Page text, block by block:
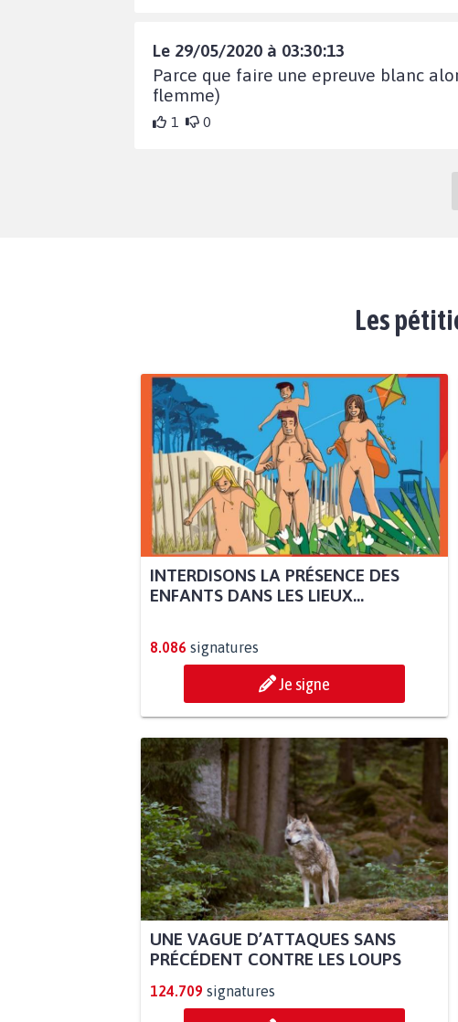
Le 29/05/2020 à 03:30:13
Parce que faire une epreuve blanc
flemme)
1 0
Les
INTERDISONS LA PRÉSENCE DES
ENFANTS DANS LES LIEUX...
8.086 signatures
Je signe
UNE VAGUE D’ATTAQUES SANS
PRÉCÉDENT CONTRE LES LOUPS
124.709 signatures